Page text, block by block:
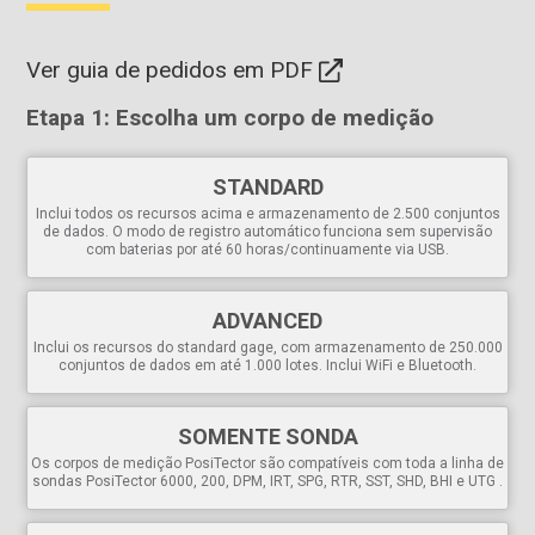
PRBDPMIR PRBDPM, PRBDPMIR )
superfície são aclimatados em apenas metade do tempo dos
modelos anteriores, reduzindo o tempo de espera e acelerando
as inspeçõesPRBDPM somentePRBDPM )
Os indicadores SmartTrend™
identificam leituras crescentes,
decrescentes ou estáveis
Certificado de calibração incluído mostrando a rastreabilidade ao
NIST
Está em conformidade com os padrões nacionais e
internacionais, incluindo ISO e ASTM
registros e revisões
medidor se ele tiver sido desligado recentemente
Porta USBpara conexão rápida e simples a um PC e para
fornecer energia contínua. Cabo USB incluído.
As leituras e os gráficos armazenados no PosiSoft USB
universais de PC ou exploradores de arquivos. Não é
Ver guia de pedidos em PDF
Etapa 1: Escolha um corpo de medição
STANDARD
Inclui todos os recursos acima e armazenamento de 2.500 conjuntos
de dados. O modo de registro automático funciona sem supervisão
com baterias por até 60 horas/continuamente via USB.
ADVANCED
Inclui os recursos do standard gage, com armazenamento de 250.000
conjuntos de dados em até 1.000 lotes. Inclui WiFi e Bluetooth.
SOMENTE SONDA
Os corpos de medição PosiTector são compatíveis com toda a linha de
sondas PosiTector 6000, 200, DPM, IRT, SPG, RTR, SST, SHD, BHI e UTG .